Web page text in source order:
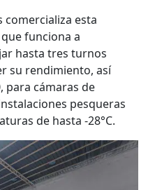
comercializa esta
funciona a
hasta tres turnos
su rendimiento, así
para cámaras de
pesqueras
de hasta -28°C.